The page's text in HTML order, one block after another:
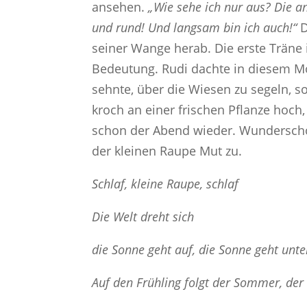
ansehen.„Wie sehe ich nur aus? Die
und rund! Und langsam bin ich auch!“
seiner Wange herab. Die erste
Bedeutung. Rudi dachte in diesem
sehnte, über die Wiesen zu segeln,
kroch an einer frischen Pflanze
schon der Abend wieder.
der kleinen Raupe Mut zu.
Schlaf, kleine Raupe, schlaf
Die Welt dreht sich
die Sonne geht auf, die Sonne geht
Auf den Frühling folgt der Sommer,